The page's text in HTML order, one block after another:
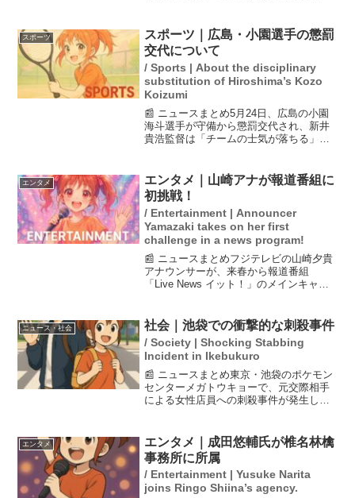
れることになります。現在、両党の選挙
区調整は進んでお...
スポーツ
スポーツ｜広島・小園選手の懲罰
交代について
/ Sports | About the disciplinary
substitution of Hiroshima’s Kozo
Koizumi
📰 ニュースまとめ5月24日、広島の小園
海斗選手が守備から懲罰交代され、新井
貴浩監督は「チームの士気が落ちる」と
していると指摘されています。広島はこ
の日、中日を相手に5...
エンタメ
エンタメ｜山崎アナが報道番組に
初挑戦！
/ Entertainment | Announcer
Yamazaki takes on her first
challenge in a news program!
📰 ニュースまとめフジテレビの山崎夕貴
アナウンサーが、来春から報道番組
「Live News イット！」のメインキャス
し、榎並大二郎アナ、遠藤玲子アナと共
に新しい3人体制...
ニュース・社会 社会｜池袋での衝撃的な刺殺事件
/ Society | Shocking Stabbing
Incident in Ikebukuro
📰 ニュースまとめ東京・池袋のポケモン
センターメガトウキョーで、元交際相手
による女性店員への刺殺事件が発生し
り、警視庁は『拡大自殺』を試みた可能
性を考慮している。広川は...
エンタメ
エンタメ｜成田悠輔氏が椎名林檎
事務所に所属
/ Entertainment | Yusuke Narita
joins Ringo Shiina’s agency.